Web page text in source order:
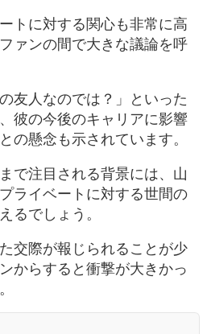
トに対する関心も非常に高
ァンの間で大きな議論を呼
友人なのでは？」といった
彼の今後のキャリアに影響
の懸念も示されています。
で注目される背景には、山
ライベートに対する世間の
るでしょう。
交際が報じられることが少
からすると衝撃が大きかっ